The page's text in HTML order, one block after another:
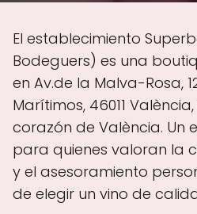
El establecimiento
Bodeguers) es una
en Av.de la Malva-Rosa,
Marítimos, 46011
corazón de València. Un
para quienes valoran la
y el asesoramiento
de elegir un vino de